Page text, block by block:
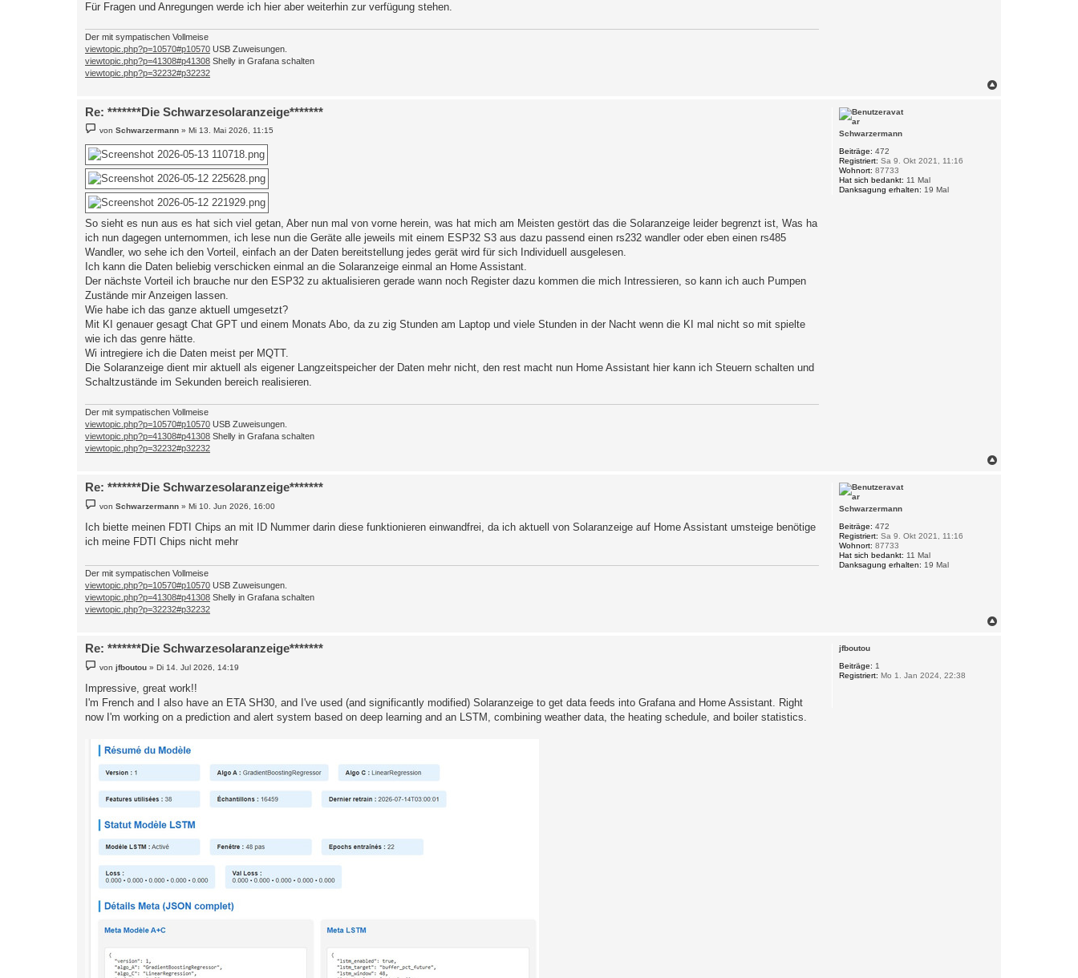
Für Fragen und Anregungen werde ich hier aber weiterhin zur verfügung stehen.
Der mit sympatischen Vollmeise
viewtopic.php?p=10570#p10570 USB Zuweisungen.
viewtopic.php?p=41308#p41308 Shelly in Grafana schalten
viewtopic.php?p=32232#p32232
Schwarzermann
Beiträge: 472
Registriert: Sa 9. Okt 2021, 11:16
Wohnort: 87733
Hat sich bedankt: 11 Mal
Danksagung erhalten: 19 Mal
Re: *******Die Schwarzesolaranzeige*******
i
t
r
a
g
vonSchwarzermann » Mi 13. Mai 2026, 11:15
So sieht es nun aus es hat sich viel getan, Aber nun mal von vorne herein, was hat mich am Meisten gestört das die Solaranzeige leider begrenzt ist, Was ha
ich nun dagegen unternommen, ich lese nun die Geräte alle jeweils mit einem ESP32 S3 aus dazu passend einen rs232 wandler oder eben einen rs485
Wandler, wo sehe ich den Vorteil, einfach an der Daten bereitstellung jedes gerät wird für sich Individuell ausgelesen.
Ich kann die Daten beliebig verschicken einmal an die Solaranzeige einmal an Home Assistant.
Der nächste Vorteil ich brauche nur den ESP32 zu aktualisieren gerade wann noch Register dazu kommen die mich Intressieren, so kann ich auch Pumpen
Zustände mir Anzeigen lassen.
Wie habe ich das ganze aktuell umgesetzt?
Mit KI genauer gesagt Chat GPT und einem Monats Abo, da zu zig Stunden am Laptop und viele Stunden in der Nacht wenn die KI mal nicht so mit spielte
wie ich das genre hätte.
Wi intregiere ich die Daten meist per MQTT.
Die Solaranzeige dient mir aktuell als eigener Langzeitspeicher der Daten mehr nicht, den rest macht nun Home Assistant hier kann ich Steuern schalten und
Schaltzustände im Sekunden bereich realisieren.
Der mit sympatischen Vollmeise
viewtopic.php?p=10570#p10570 USB Zuweisungen.
viewtopic.php?p=41308#p41308 Shelly in Grafana schalten
viewtopic.php?p=32232#p32232
Schwarzermann
Beiträge: 472
Registriert: Sa 9. Okt 2021, 11:16
Wohnort: 87733
Hat sich bedankt: 11 Mal
Danksagung erhalten: 19 Mal
Re: *******Die Schwarzesolaranzeige*******
e
t
r
vonSchwarzermann »Mi 10. Jun 2026, 16:00
Ich biette meinen FDTI Chips an mit ID Nummer darin diese funktionieren einwandfrei, da ich aktuell von Solaranzeige auf Home Assistant umsteige benötige
ich meine FDTI Chips nicht mehr
Der mit sympatischen Vollmeise
viewtopic.php?p=10570#p10570 USB Zuweisungen.
viewtopic.php?p=41308#p41308 Shelly in Grafana schalten
viewtopic.php?p=32232#p32232
jfboutou
Beiträge: 1
Registriert: Mo 1. Jan 2024, 22:38
Re: *******Die Schwarzesolaranzeige*******
e
t
r
g
vonjfboutou »Di 14. Jul 2026, 14:19
Impressive, great work!!
I'm French and I also have an ETA SH30, and I've used (and significantly modified) Solaranzeige to get data feeds into Grafana and Home Assistant. Right
now I'm working on a prediction and alert system based on deep learning and an LSTM, combining weather data, the heating schedule, and boiler statistics.